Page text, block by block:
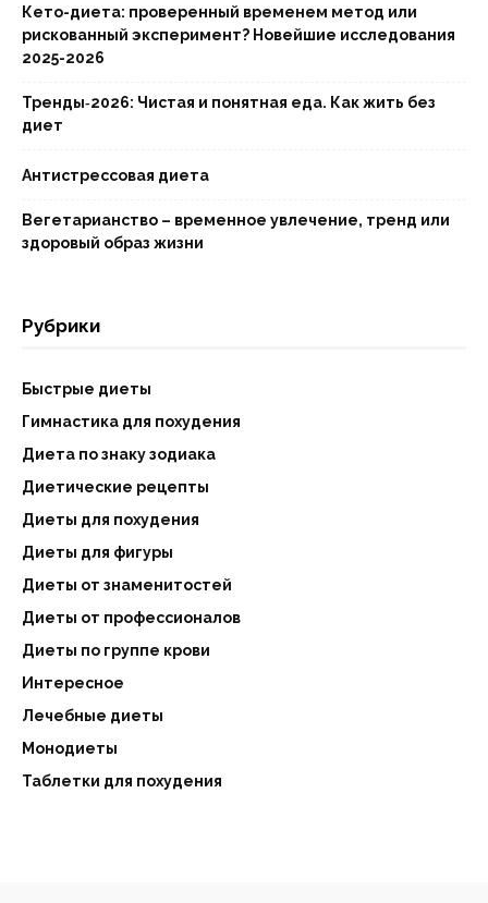
Кето-диета: проверенный временем метод или
рискованный эксперимент? Новейшие исследования
2025-2026
Тренды‑2026: Чистая и понятная еда. Как жить без
диет
Антистрессовая диета
Вегетарианство – временное увлечение, тренд или
здоровый образ жизни
Рубрики
Быстрые диеты
Гимнастика для похудения
Диета по знаку зодиака
Диетические рецепты
Диеты для похудения
Диеты для фигуры
Диеты от знаменитостей
Диеты от профессионалов
Диеты по группе крови
Интересное
Лечебные диеты
Монодиеты
Таблетки для похудения